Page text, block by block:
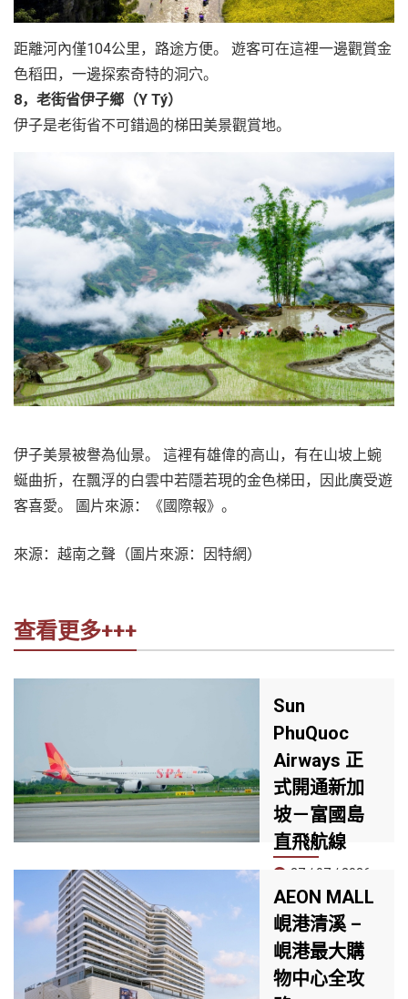
距離河內僅104公里，路途方便。 遊客可在這裡一邊觀賞金
色稻田，一邊探索奇特的洞穴。
8，老街省伊子鄉（Y Tý）
伊子是老街省不可錯過的梯田美景觀賞地。
伊子美景被譽為仙景。 這裡有雄偉的高山，有在山坡上蜿
蜒曲折，在飄浮的白雲中若隱若現的金色梯田，因此廣受遊
客喜愛。 圖片來源：《國際報》。
來源：越南之聲（圖片來源：因特網）
查看更多+++
Sun
PhuQuoc
Airways 正
式開通新加
坡－富國島
直飛航線
27 / 07 / 2026
PhuQuoc
Airways（SPA）
正式開通新加坡－
富國島直飛航線，
AEON MALL
峴港清溪 –
峴港最大購
物中心全攻